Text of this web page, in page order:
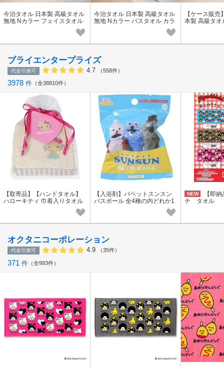
今治タオル 日本製 高級タオル
無地 Nカラー フェイスタオル
カラー 10色 ふんわり やわら
今治タオル 日本製 高級タオル
無地 Nカラー バスタオル カラ
ー 10色 ふんわり やわらか 国
【ケース販
本製 高級タオ
ブライエンタープライズ
代金引換可 4.7 （558件）
3978 件 全38810件
【取寄品】【ハンドタオル】
ハローキティ 巾着入りタオル
【入浴剤】パペットスンスン
バスボール 全4種の内どれか1
NEW
【即
チ タオル
オクタニコーポレーション
代金引換可 4.9 （35件）
371 件 全993件